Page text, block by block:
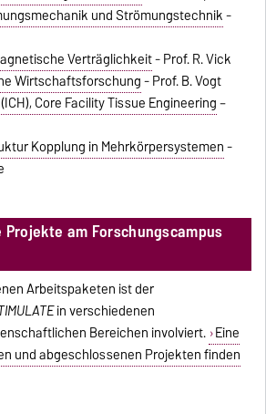
und Strömungstechnik-
Verträglichkeit- Prof. R. Vick
Wirtschaftsforschung- Prof. B. Vogt
Core Facility Tissue Engineering–
Kopplung in Mehrkörpersystemen-
am Forschungscampus
Arbeitspaketen ist der
in verschiedenen
Bereichen involviert. Eine
und abgeschlossenen Projekten finden